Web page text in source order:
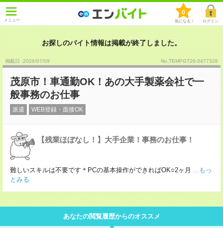
メニュー
0
気になる！ ログイン
お探しのバイト情報は掲載が終了しました。
掲載日 :2026/07/09 No.TEMPGT26-0477328
茂原市！車通勤OK！あの大手製薬会社で一
般事務のお仕事
派遣 WEB登録・面接OK
【残業ほぼなし！】大手企業！事務のお仕事！
難しいスキルは不要です＊PCの基本操作ができればOK○2ヶ月 ...もっ
とみる
あなたの閲覧履歴からのオススメ